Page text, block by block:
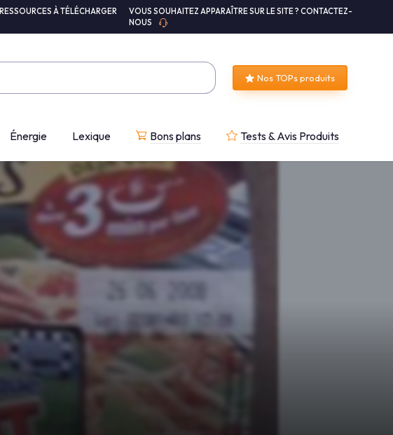
RESSOURCES À TÉLÉCHARGER
VOUS SOUHAITEZ APPARAÎTRE SUR LE SITE ? CONTACTEZ-
NOUS
Nos TOPs produits
Énergie Lexique Bons plans Tests & Avis Produits